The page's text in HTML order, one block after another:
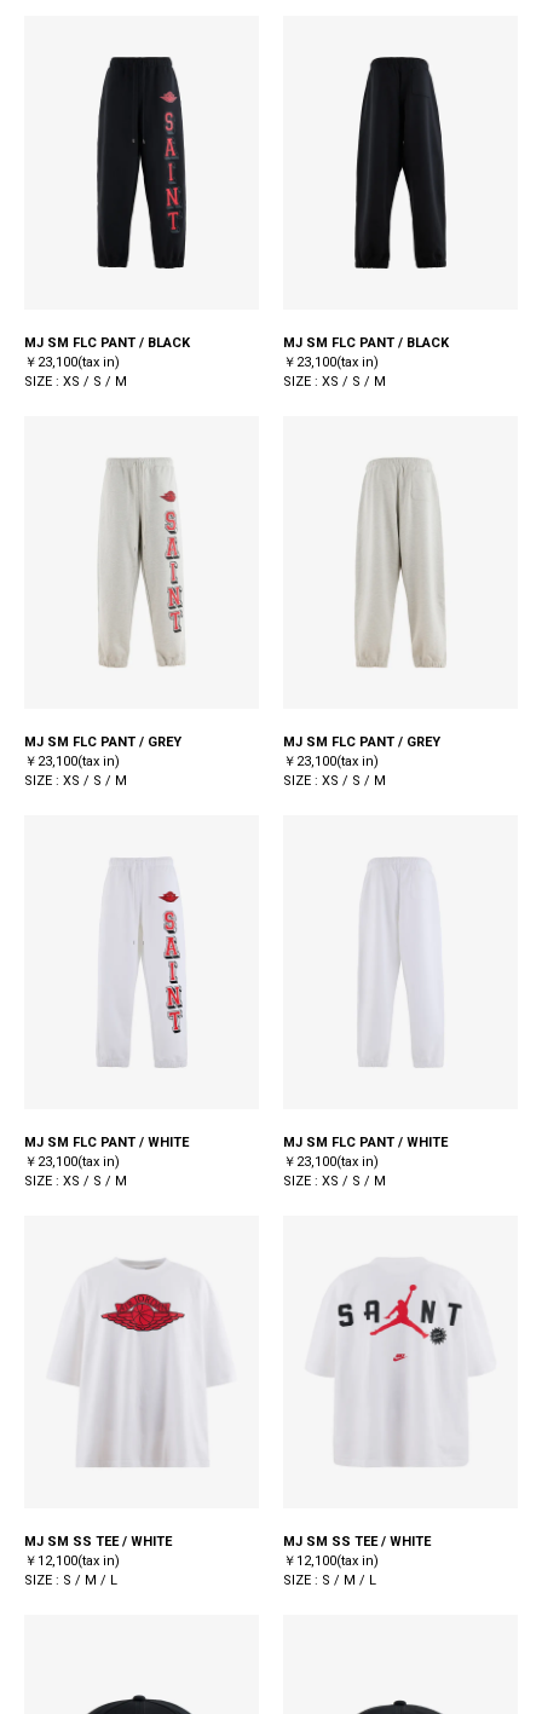
MJ SM FLC PANT / BLACK
￥23,100(tax in)
SIZE : XS / S / M
MJ SM FLC PANT / BLACK
￥23,100(tax in)
SIZE : XS / S / M
MJ SM FLC PANT / GREY
￥23,100(tax in)
SIZE : XS / S / M
MJ SM FLC PANT / GREY
￥23,100(tax in)
SIZE : XS / S / M
MJ SM FLC PANT / WHITE
￥23,100(tax in)
SIZE : XS / S / M
MJ SM FLC PANT / WHITE
￥23,100(tax in)
SIZE : XS / S / M
MJ SM SS TEE / WHITE
￥12,100(tax in)
SIZE : S / M / L
MJ SM SS TEE / WHITE
￥12,100(tax in)
SIZE : S / M / L